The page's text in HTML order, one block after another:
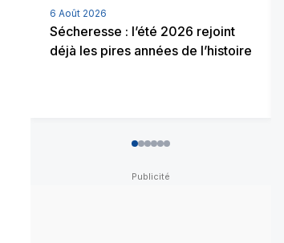
6 Août 2026
Sécheresse : l’été 2026 rejoint
déjà les pires années de l’histoire
012345